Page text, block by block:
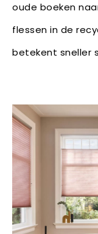
oude boeken
flessen in de
betekent sneller